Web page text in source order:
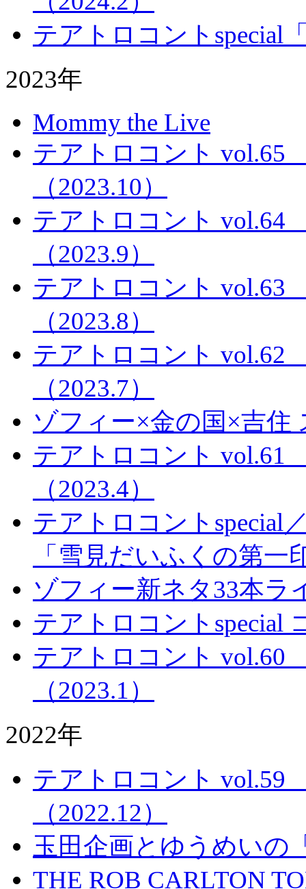
テアトロコントspecial
2023年
Mommy the Live
テアトロコント
（2023.10）
テアトロコント
（2023.9）
テアトロコント
（2023.8）
テアトロコント
（2023.7）
ゾフィー×金の国×吉住
テアトロコント
（2023.4）
テアトロコントspecial
「雪見だいふくの第一
ゾフィー新ネタ33本ラ
テアトロコントspecial
テアトロコント
（2023.1）
2022年
テアトロコント
（2022.12）
玉田企画とゆうめいの
THE ROB CARLTON